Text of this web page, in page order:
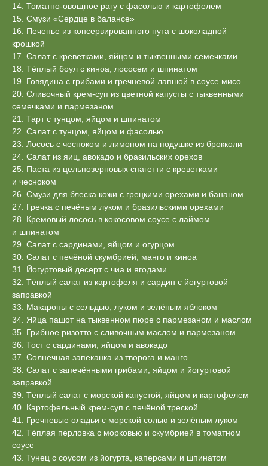
14. Томатно-овощное рагу с фасолью и картофелем
15. Смузи «Сердце в балансе»
16. Печенье из консервированного нута с шоколадной
крошкой
17. Салат с креветками, яйцом и тыквенными семечками
18. Тёплый боул с киноа, лососем и шпинатом
19. Говядина с грибами и гречневой лапшой в соусе мисо
20. Сливочный крем-суп из цветной капусты с тыквенными
семечками и пармезаном
21. Тарт с тунцом, яйцом и шпинатом
22. Салат с тунцом, яйцом и фасолью
23. Лосось с чесноком и лимоном на подушке из брокколи
24. Салат из яиц, авокадо и бразильских орехов
25. Паста из цельнозерновых спагетти с креветками
и чесноком
26. Смузи для блеска кожи с грецкими орехами и бананом
27. Гречка с печёным луком и бразильскими орехами
28. Кремовый лосось в кокосовом соусе с лаймом
и шпинатом
29. Салат с сардинами, яйцом и огурцом
30. Салат с печёной скумбрией, манго и киноа
31. Йогуртовый десерт с чиа и ягодами
32. Тёплый салат из картофеля и сардин с йогуртовой
заправкой
33. Макароны с сельдью, луком и зелёным яблоком
34. Яйца пашот на тыквенном пюре с пармезаном и маслом
35. Грибное ризотто с сливочным маслом и пармезаном
36. Тост с сардинами, яйцом и авокадо
37. Солнечная запеканка из творога и манго
38. Салат с запечёнными грибами, яйцом и йогуртовой
заправкой
39. Тёплый салат с морской капустой, яйцом и картофелем
40. Картофельный крем-суп с печёной треской
41. Гречневые оладьи с морской солью и зелёным луком
42. Тёплая перловка с морковью и скумбрией в томатном
соусе
43. Тунец с соусом из йогурта, каперсами и шпинатом